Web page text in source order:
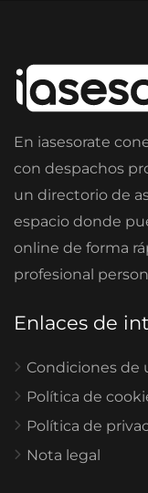
En iasesorate
con despachos
un directorio de
espacio donde
online de forma
profesional
Enlaces de
Condiciones de
Política de
Política de
Nota legal